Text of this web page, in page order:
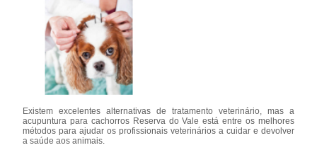
Existem excelentes alternativas de tratamento veterinário, mas a
acupuntura para cachorros Reserva do Vale está entre os melhores
métodos para ajudar os profissionais veterinários a cuidar e devolver
a saúde aos animais.